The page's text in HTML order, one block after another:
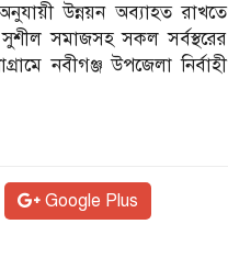
অনুযায়ী উন্নয়ন অব্যাহত রাখতে
সুশীল সমাজসহ সকল সর্বস্থরের
নবীগঞ্জ উপজেলা নির্বাহী
Google Plus